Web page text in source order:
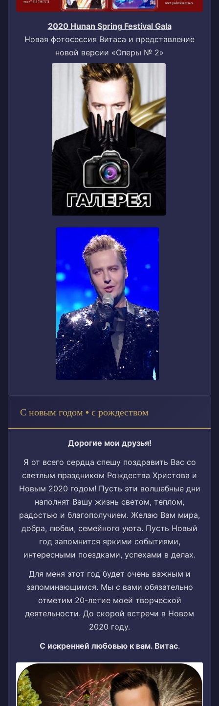
2020 Hunan Spring Festival Gala
Новая фотосессия Витаса и представление
новой версии «Оперы № 2»
С новым годом • с рождеством
Дорогие мои друзья!
Я от всего сердца спешу поздравить Вас со
светлым праздником Рождества Христова и
Новым 2020 годом! Пусть эти волшебные дни
наполнят Вашу жизнь светом, теплом,
радостью и благополучием. Желаю Вам мира,
добра, любви, семейного уюта. Пусть Новый
год запомнится яркими событиями,
интересными поездками, успехами в делах.
Для меня этот год будет очень важным и
запоминающимся. Мы с вами обязательно
отметим 20-летие моей творческой
деятельности. До скорой встречи в Новом
2020 году.
С искренней любовью к вам. Витас.